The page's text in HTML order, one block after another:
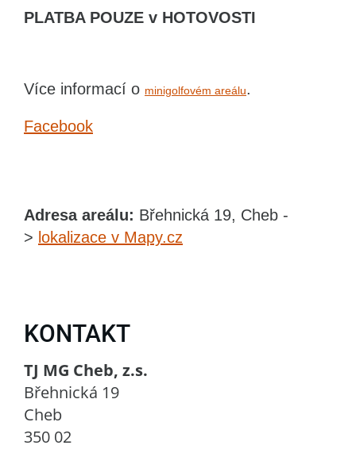
PLATBA POUZE v HOTOVOSTI
Více informací o minigolfovém areálu.
Facebook
Adresa areálu: Břehnická 19, Cheb -
> lokalizace v Mapy.cz
KONTAKT
TJ MG Cheb, z.s.
Břehnická 19
Cheb
350 02